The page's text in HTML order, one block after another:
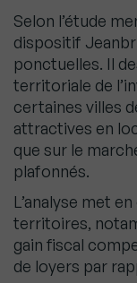
Selon l’étude
dispositif
ponctuelles. Il
territoriale de
certaines villes
attractives en
que sur le
plafonnés.
L’analyse met
territoires,
gain fiscal
de loyers par